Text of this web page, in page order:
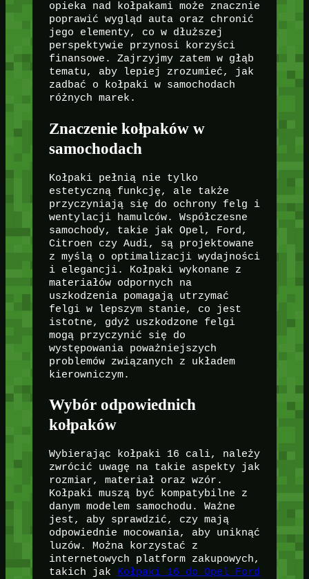
opieka nad kołpakami może znacznie
poprawić wygląd auta oraz chronić
jego elementy, co w dłuższej
perspektywie przynosi korzyści
finansowe. Zajrzyjmy zatem w głąb
tematu, aby lepiej zrozumieć, jak
zadbać o kołpaki w samochodach
różnych marek.
Znaczenie kołpaków w
samochodach
Kołpaki pełnią nie tylko
estetyczną funkcję, ale także
przyczyniają się do ochrony felg i
wentylacji hamulców. Współczesne
samochody, takie jak Opel, Ford,
Citroen czy Audi, są projektowane
z myślą o optimalizacji wydajności
i elegancji. Kołpaki wykonane z
materiałów odpornych na
uszkodzenia pomagają utrzymać
felgi w lepszym stanie, co jest
istotne, gdyż uszkodzone felgi
mogą przyczynić się do
występowania poważniejszych
problemów związanych z układem
kierowniczym.
Wybór odpowiednich
kołpaków
Wybierając kołpaki 16 cali, należy
zwrócić uwagę na takie aspekty jak
rozmiar, materiał oraz wzór.
Kołpaki muszą być kompatybilne z
danym modelem samochodu. Ważne
jest, aby sprawdzić, czy mają
odpowiednie mocowania, aby uniknąć
luzów. Można korzystać z
internetowych platform zakupowych,
takich jak Kołpaki 16 do Opel Ford